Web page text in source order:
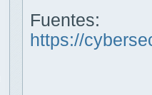
Fuentes:
https://